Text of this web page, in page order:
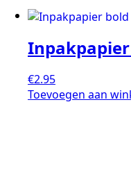
€2.95
Toevoegen aan